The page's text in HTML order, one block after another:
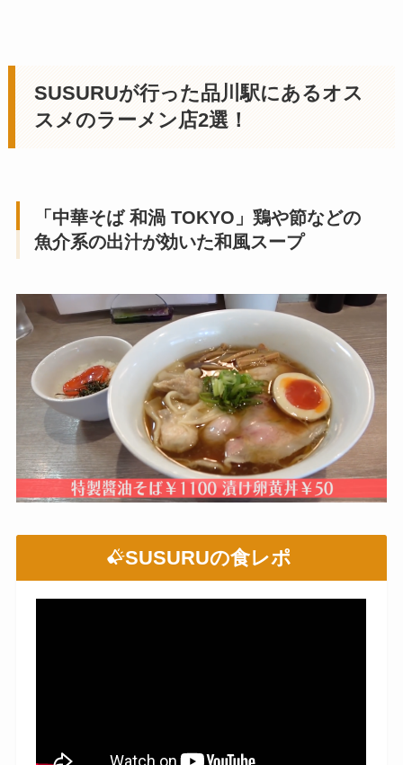
SUSURUが行った品川駅にあるオス
スメのラーメン店2選！
「中華そば 和渦 TOKYO 」鶏や節などの
魚介系の出汁が効いた和風スープ
SUSURUの食レポ